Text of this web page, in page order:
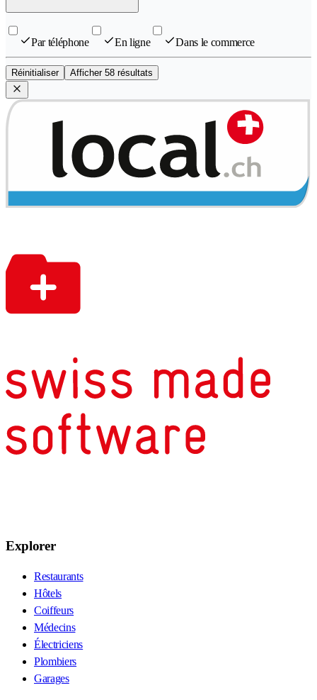
Par téléphone En ligne Dans le commerce
Réinitialiser Afficher 58 résultats
Explorer
Restaurants
Hôtels
Coiffeurs
Médecins
Électriciens
Plombiers
Garages